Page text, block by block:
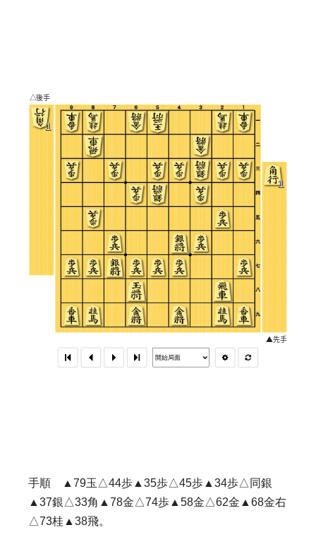
手順 ▲79玉△44歩▲35歩△45歩▲34歩△同銀
▲37銀△33角▲78金△74歩▲58金△62金▲68金右
△73桂▲38飛。